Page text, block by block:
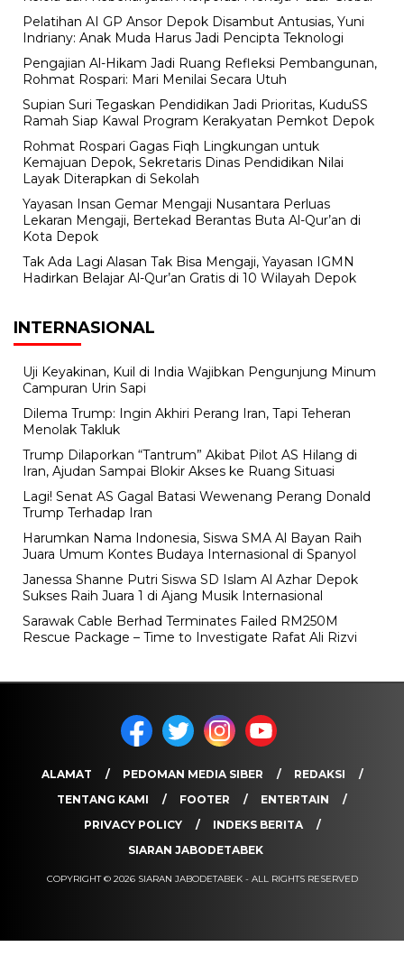
Pelatihan AI GP Ansor Depok Disambut Antusias, Yuni
Indriany: Anak Muda Harus Jadi Pencipta Teknologi
Pengajian Al-Hikam Jadi Ruang Refleksi Pembangunan,
Rohmat Rospari: Mari Menilai Secara Utuh
Supian Suri Tegaskan Pendidikan Jadi Prioritas, KuduSS
Ramah Siap Kawal Program Kerakyatan Pemkot Depok
Rohmat Rospari Gagas Fiqh Lingkungan untuk
Kemajuan Depok, Sekretaris Dinas Pendidikan Nilai
Layak Diterapkan di Sekolah
Yayasan Insan Gemar Mengaji Nusantara Perluas
Lekaran Mengaji, Bertekad Berantas Buta Al-Qur’an di
Kota Depok
Tak Ada Lagi Alasan Tak Bisa Mengaji, Yayasan IGMN
Hadirkan Belajar Al-Qur’an Gratis di 10 Wilayah Depok
INTERNASIONAL
Uji Keyakinan, Kuil di India Wajibkan Pengunjung Minum
Campuran Urin Sapi
Dilema Trump: Ingin Akhiri Perang Iran, Tapi Teheran
Menolak Takluk
Trump Dilaporkan “Tantrum” Akibat Pilot AS Hilang di
Iran, Ajudan Sampai Blokir Akses ke Ruang Situasi
Lagi! Senat AS Gagal Batasi Wewenang Perang Donald
Trump Terhadap Iran
Harumkan Nama Indonesia, Siswa SMA Al Bayan Raih
Juara Umum Kontes Budaya Internasional di Spanyol
Janessa Shanne Putri Siswa SD Islam Al Azhar Depok
Sukses Raih Juara 1 di Ajang Musik Internasional
Sarawak Cable Berhad Terminates Failed RM250M
Rescue Package – Time to Investigate Rafat Ali Rizvi
ALAMAT PEDOMAN MEDIA SIBER
REDAKSI
TENTANG KAMI
FOOTER
ENTERTAIN
PRIVACY POLICY
INDEKS BERITA
SIARAN JABODETABEK
COPYRIGHT © 2026 SIARAN JABODETABEK - ALL RIGHTS RESERVED